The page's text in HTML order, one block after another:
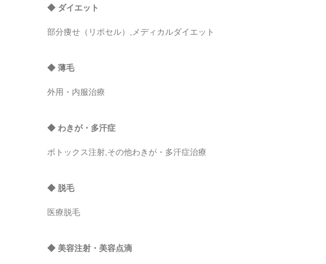
◆ ダイエット
部分痩せ（リポセル）,メディカルダイエット
◆ 薄毛
外用・内服治療
◆ わきが・多汗症
ボトックス注射,その他わきが・多汗症治療
◆ 脱毛
医療脱毛
◆ 美容注射・美容点滴